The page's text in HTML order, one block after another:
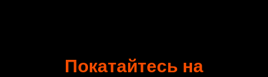
Покатайтесь на